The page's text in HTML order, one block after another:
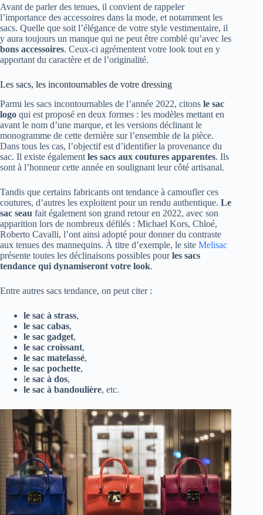
Avant de parler des tenues, il convient de rappeler
l’importance des accessoires dans la mode, et notamment les
sacs. Quelle que soit l’élégance de votre style vestimentaire, il
y aura toujours un manque qui ne peut être comblé qu’avec les
bons accessoires. Ceux-ci agrémentent votre look tout en y
apportant du caractère et de l’originalité.
Les sacs, les incontournables de votre dressing
Parmi les sacs incontournables de l’année 2022, citons le sac
logo qui est proposé en deux formes : les modèles mettant en
avant le nom d’une marque, et les versions déclinant le
monogramme de cette dernière sur l’ensemble de la pièce.
Dans tous les cas, l’objectif est d’identifier la provenance du
sac. Il existe également les sacs aux coutures apparentes. Ils
sont à l’honneur cette année en soulignant leur côté artisanal.
Tandis que certains fabricants ont tendance à camoufler ces
coutures, d’autres les exploitent pour un rendu authentique. Le
sac seau fait également son grand retour en 2022, avec son
apparition lors de nombreux défilés : Michael Kors, Chloé,
Roberto Cavalli, l’ont ainsi adopté pour donner du contraste
aux tenues des mannequins. À titre d’exemple, le site Melisac
présente toutes les déclinaisons possibles pourles sacs
tendance qui dynamiseront votre look.
Entre autres sacs tendance, on peut citer :
le sac à strass,
le sac cabas,
le sac gadget,
le sac croissant,
le sac matelassé,
le sac pochette,
le sac à dos,
le sac à bandoulière, etc.